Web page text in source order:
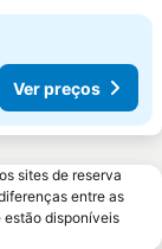
Ver preços
sites de reserva
entre as
estão disponíveis